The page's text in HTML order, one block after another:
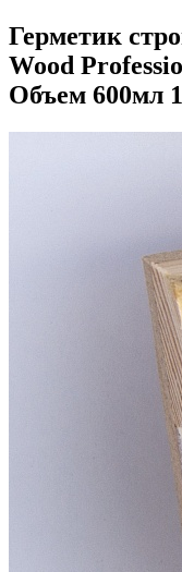
Герметик
Wood
Объем 600мл